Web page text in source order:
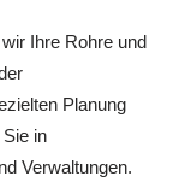
Ihre Rohre und
Planung
in
Verwaltungen.